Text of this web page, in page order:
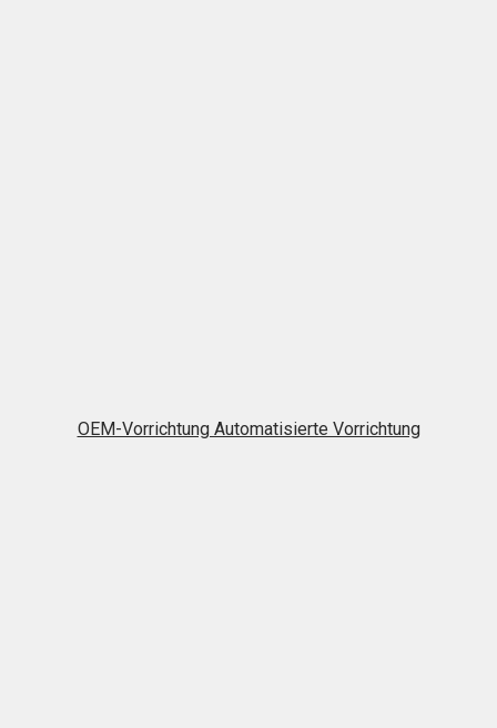
OEM-Vorrichtung Automatisierte Vorrichtung